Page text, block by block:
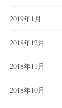
2019年1月
2018年12月
2018年11月
2018年10月